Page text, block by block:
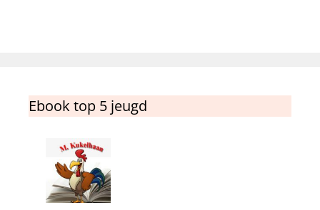
Ebook top 5 jeugd